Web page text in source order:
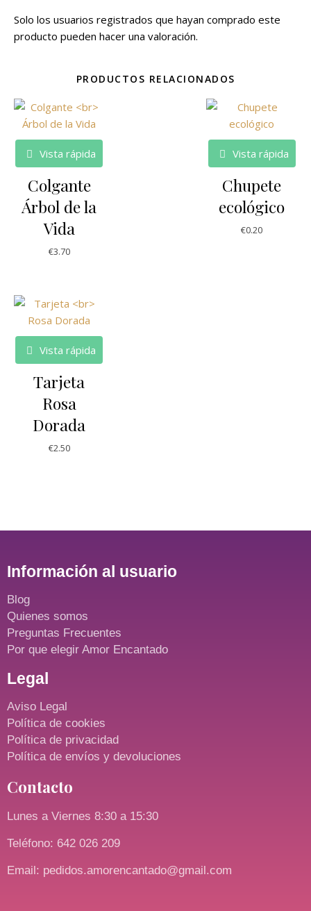
Solo los usuarios registrados que hayan comprado este
producto pueden hacer una valoración.
PRODUCTOS RELACIONADOS
Vista rápida
Colgante
Árbol de la
Vida
€3.70
Vista rápida
Chupete
ecológico
€0.20
Vista rápida
Tarjeta
Rosa
Dorada
€2.50
Información al usuario
Blog
Quienes somos
Preguntas Frecuentes
Por que elegir Amor Encantado
Legal
Aviso Legal
Política de cookies
Política de privacidad
Política de envíos y devoluciones
Contacto
Lunes a Viernes 8:30 a 15:30
Teléfono: 642 026 209
Email: pedidos.amorencantado@gmail.com